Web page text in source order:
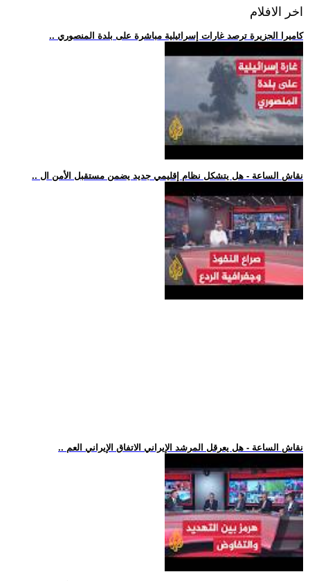
اخر الافلام
.. كاميرا الجزيرة ترصد غارات إسرائيلية مباشرة على بلدة المنصوري
.. نقاش الساعة - هل يتشكل نظام إقليمي جديد يضمن مستقبل الأمن ال
.. نقاش الساعة - هل يعرقل المرشد الإيراني الاتفاق الإيراني العم